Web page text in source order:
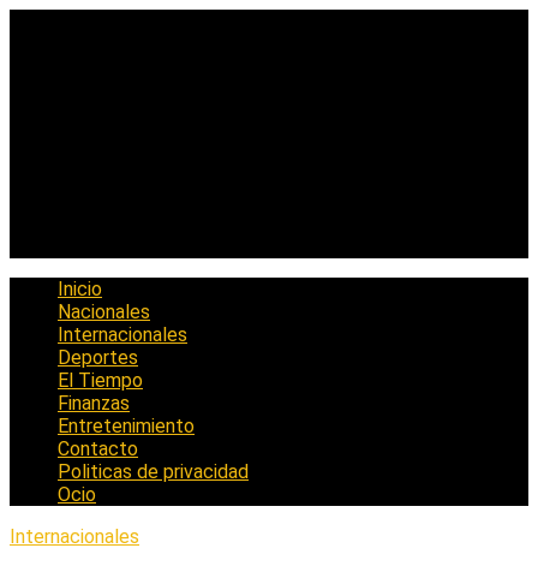
Inicio
Nacionales
Internacionales
Deportes
El Tiempo
Finanzas
Entretenimiento
Contacto
Politicas de privacidad
Ocio
Internacionales